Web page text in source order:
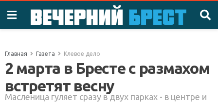
Главная Газета Клевое дело
2 марта в Бресте с размахом
встретят весну
Масленица гуляет сразу в двух парках - в центре и